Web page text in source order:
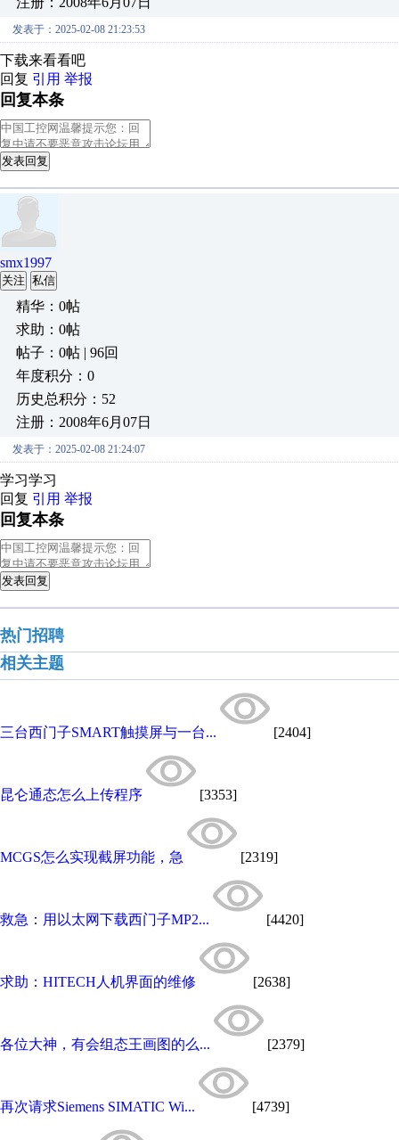
发表于：2025-02-08 21:23:53
下载来看看吧
回复 引用 举报
回复本条
发表回复
smx1997
关注 私信
精华：0帖
求助：0帖
帖子：0帖 | 96回
年度积分：0
历史总积分：52
注册：2008年6月07日
发表于：2025-02-08 21:24:07
学习学习
回复 引用 举报
回复本条
发表回复
热门招聘
相关主题
三台西门子SMART触摸屏与一台... [2404]
昆仑通态怎么上传程序 [3353]
MCGS怎么实现截屏功能，急 [2319]
救急：用以太网下载西门子MP2... [4420]
求助：HITECH人机界面的维修 [2638]
各位大神，有会组态王画图的么... [2379]
再次请求Siemens SIMATIC Wi... [4739]